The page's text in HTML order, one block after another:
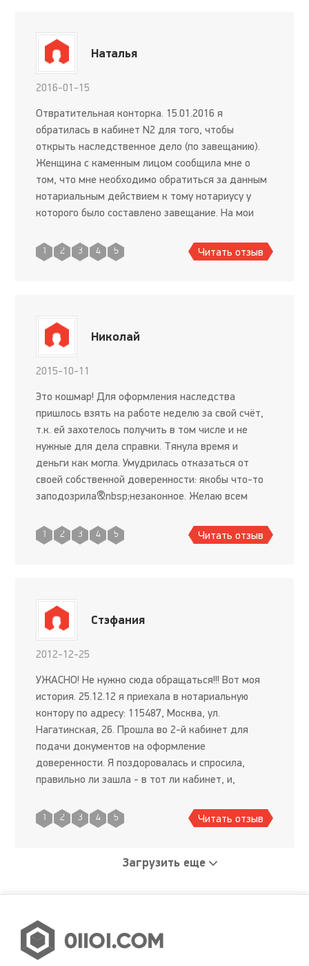
Наталья
2016-01-15
Отвратительная конторка. 15.01.2016 я
обратилась в кабинет N2 для того, чтобы
открыть наследственное дело (по завещанию).
Женщина с каменным лицом сообщила мне о
том, что мне необходимо обратиться за данным
нотариальным действием к тому нотариусу у
которого было составлено завещание. На мои
время оформление наследства после с
1 2 3 4 5 Читать отзыв
Николай
2015-10-11
Это кошмар! Для оформления наследства
пришлось взять на работе неделю за свой счёт,
т.к. ей захотелось получить в том числе и не
нужные для дела справки. Тянула время и
деньги как могла. Умудрилась отказаться от
своей собственной доверенности: якобы что-то
заподозрила&nbsp;незаконное. Желаю всем
встречи с Н...ковой Н. Н.
1 2 3 4 5 Читать отзыв
Стэфания
2012-12-25
УЖАСНО! Не нужно сюда обращаться!!! Вот моя
история. 25.12.12 я приехала в нотариальную
контору по адресу: 115487, Москва, ул.
Нагатинская, 26. Прошла во 2-й кабинет для
подачи документов на оформление
доверенности. Я поздоровалась и спросила,
правильно ли зашла - в тот ли кабинет, и,
ответа невозможно описать), я прошла и села
1 2 3 4 5 Читать отзыв
Загрузить еще